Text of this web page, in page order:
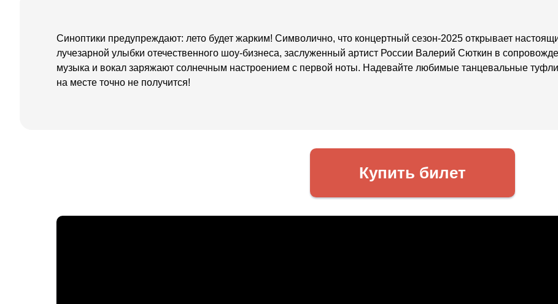
Синоптики предупреждают: лето будет жарким! Символично, что концертный сезон-2025 открывает
лучезарной улыбки отечественного шоу-бизнеса, заслуженный артист России Валерий Сюткин в
музыка и вокал заряжают солнечным настроением с первой ноты. Надевайте любимые танцевальные туфли
на месте точно не получится!
Купить билет